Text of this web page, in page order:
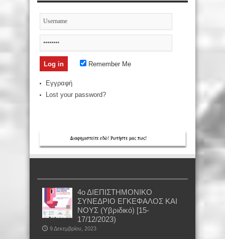
Remember Me
Εγγραφή
Lost your password?
4ο ΔΙΕΠΙΣΤΗΜΟΝΙΚΟ
ΣΥΝΕΔΡΙΟ ΕΓΚΕΦΑΛΟΣ ΚΑΙ
ΝΟΥΣ (Υβριδικό) [15-
17/12/2023)
9 Δεκεμβρίου, 2023